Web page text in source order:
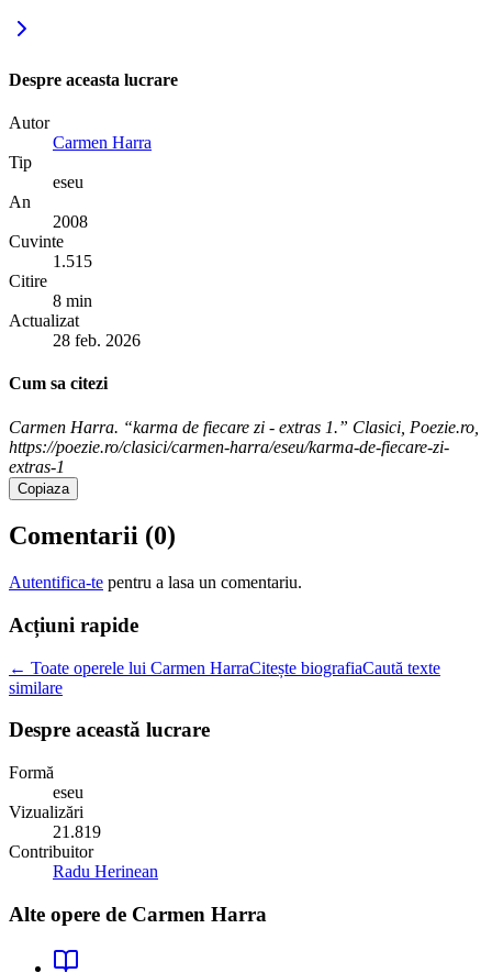
Despre aceasta lucrare
Autor
Carmen Harra
Tip
eseu
An
2008
Cuvinte
1.515
Citire
8 min
Actualizat
28 feb. 2026
Cum sa citezi
Carmen Harra. “karma de fiecare zi - extras 1.” Clasici, Poezie.ro,
https://poezie.ro/clasici/carmen-harra/eseu/karma-de-fiecare-zi-
extras-1
Copiaza
Comentarii (0)
Autentifica-te pentru a lasa un comentariu.
Acțiuni rapide
← Toate operele lui Carmen HarraCitește biografiaCaută texte
similare
Despre această lucrare
Formă
eseu
Vizualizări
21.819
Contribuitor
Radu Herinean
Alte opere de Carmen Harra